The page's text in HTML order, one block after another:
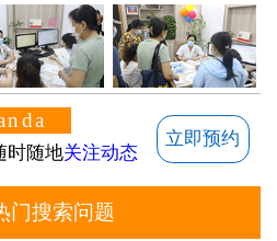
时随地关注动态
立即预约
门搜索问题